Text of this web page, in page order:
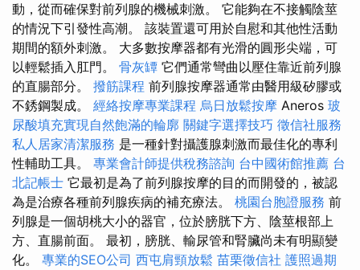
動，從而確保對前列腺的機械刺激。 它能夠在不接觸陰莖
的情況下引發性高潮。 該裝置還可用於自慰和其他性活動
期間的額外刺激。 大多數按摩器都有光滑的圓形尖端，可
以輕鬆插入肛門。 骨灰罈 它們通常彎曲以壓住靠近前列腺
的直腸部分。 撥筋課程 前列腺按摩器通常由醫用級矽膠或
不銹鋼製成。 經絡按摩專業課程 烏日放鬆按摩 Aneros 玻
尿酸填充實現自然飽滿的輪廓 關鍵字選擇技巧 徵信社服務
私人居家清潔服務 是一種針對攝護腺刺激而最佳化的專利
性輔助工具。 專業會計師提供稅務諮詢 台中國術館推薦 台
北記帳士 它最初是為了前列腺按摩的目的而開發的，被認
為是治療各種前列腺疾病的補充療法。 桃園台胞證服務 前
列腺是一個胡桃大小的器官，位於膀胱下方、陰莖根部上
方、直腸前面。 最初，膀胱、輸尿管和腎臟尚未有明顯變
化。 專業的SEO公司 西屯肩頸放鬆 苗栗徵信社 護照過期